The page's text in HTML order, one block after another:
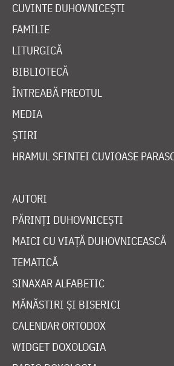
CUVINTE DUHOVNICEȘTI
FAMILIE
LITURGICĂ
BIBLIOTECĂ
ÎNTREABĂ PREOTUL
MEDIA
ȘTIRI
HRAMUL SFINTEI CUVIOASE
AUTORI
PĂRINȚI DUHOVNICEȘTI
MAICI CU VIAȚĂ DUHOVNICEASCĂ
TEMATICĂ
SINAXAR ALFABETIC
MĂNĂSTIRI ȘI BISERICI
CALENDAR ORTODOX
WIDGET DOXOLOGIA